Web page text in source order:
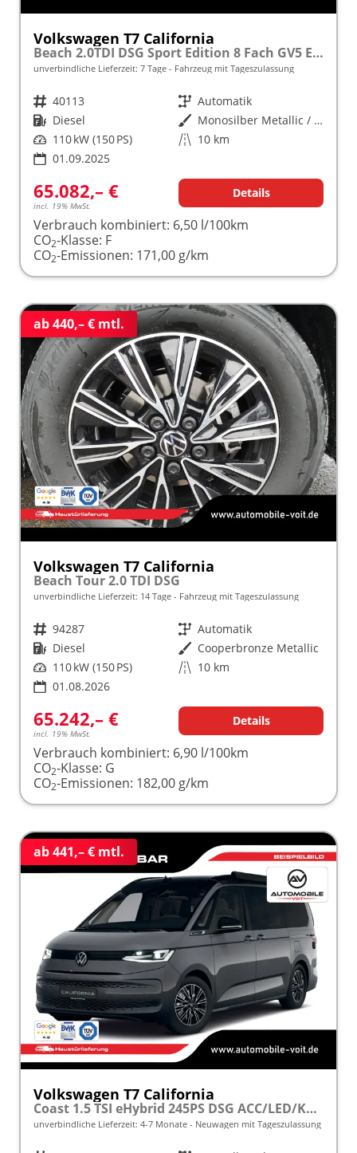
Volkswagen T7 California
Beach 2.0TDI DSG Sport Edition 8 Fach GV5 Elegance+
unverbindliche Lieferzeit: 7 Tage Fahrzeug mit Tageszulassung
Fahrzeugnr. 40113 Getriebe Automatik
Kraftstoff Diesel Außenfarbe
Monosilber Metallic / Energeticorange Metallic
Leistung 110 kW (150 PS) Kilometerstand 10 km
01.09.2025
65.082,– €
incl. 19% MwSt.
Details
Verbrauch kombiniert: 6,50 l/100km
CO2-Klasse: F
CO2-Emissionen: 171,00 g/km
ab 440,– € mtl.
Volkswagen T7 California
Beach Tour 2.0 TDI DSG
unverbindliche Lieferzeit: 14 Tage Fahrzeug mit Tageszulassung
Fahrzeugnr. 94287 Getriebe Automatik
Kraftstoff Diesel Außenfarbe Cooperbronze Metallic
Leistung 110 kW (150 PS) Kilometerstand 10 km
01.08.2026
65.242,– €
incl. 19% MwSt.
Details
Verbrauch kombiniert: 6,90 l/100km
CO2-Klasse: G
CO2-Emissionen: 182,00 g/km
ab 441,– € mtl.
Volkswagen T7 California
Coast 1.5 TSI eHybrid 245PS DSG ACC/LED/KAMERA frei konfigurierbar!
unverbindliche Lieferzeit: 4-7 Monate Neuwagen mit Tageszulassung